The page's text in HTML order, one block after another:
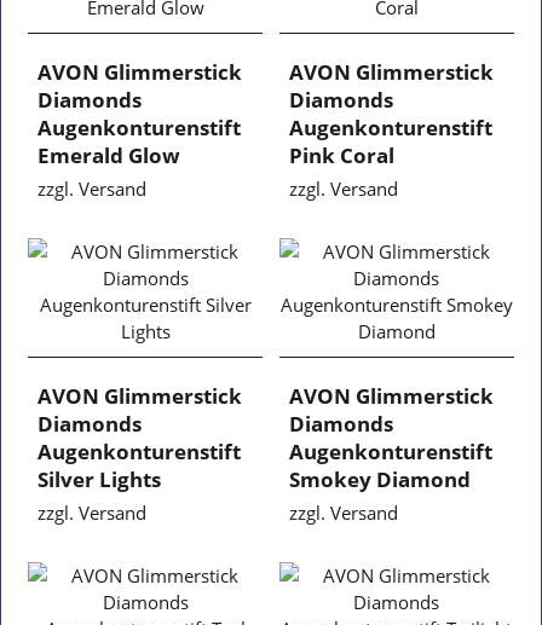
AVON Glimmerstick
Diamonds
Augenkonturenstift
Emerald Glow
zzgl. Versand
AVON Glimmerstick
Diamonds
Augenkonturenstift
Pink Coral
zzgl. Versand
AVON Glimmerstick
Diamonds
Augenkonturenstift
Silver Lights
zzgl. Versand
AVON Glimmerstick
Diamonds
Augenkonturenstift
Smokey Diamond
zzgl. Versand